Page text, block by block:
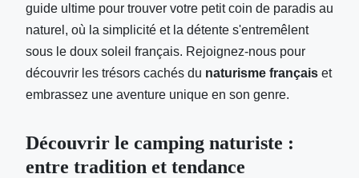
guide ultime pour trouver votre petit coin de paradis au
naturel, où la simplicité et la détente s'entremêlent
sous le doux soleil français. Rejoignez-nous pour
découvrir les trésors cachés du naturisme français et
embrassez une aventure unique en son genre.
Découvrir le camping naturiste :
entre tradition et tendance